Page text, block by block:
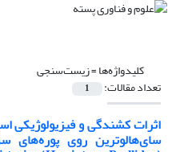
کلیدواژه‌ها =زیست‌سنجی
تعداد مقالات: 1
اثرات کشندگی و فیزیولوژیکی
سای‌هالوترین روی